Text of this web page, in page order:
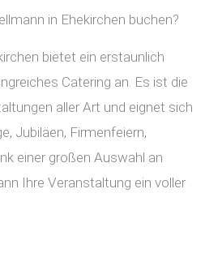
in Ehekirchen buchen?
bietet ein erstaunlich
Catering an. Es ist die
aller Art und eignet sich
Jubiläen, Firmenfeiern,
einer großen Auswahl an
Ihre Veranstaltung ein voller